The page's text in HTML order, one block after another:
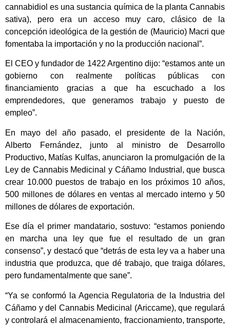
cannabidiol es una sustancia química de la planta Cannabis
sativa), pero era un acceso muy caro, clásico de la
concepción ideológica de la gestión de (Mauricio) Macri que
fomentaba la importación y no la producción nacional”.
El CEO y fundador de 1422 Argentino dijo: “estamos ante un
gobierno con realmente políticas públicas con
financiamiento gracias a que ha escuchado a los
emprendedores, que generamos trabajo y puesto de
empleo”.
En mayo del año pasado, el presidente de la Nación,
Alberto Fernández, junto al ministro de Desarrollo
Productivo, Matías Kulfas, anunciaron la promulgación de la
Ley de Cannabis Medicinal y Cáñamo Industrial, que busca
crear 10.000 puestos de trabajo en los próximos 10 años,
500 millones de dólares en ventas al mercado interno y 50
millones de dólares de exportación.
Ese día el primer mandatario, sostuvo: “estamos poniendo
en marcha una ley que fue el resultado de un gran
consenso”, y destacó que “detrás de esta ley va a haber una
industria que produzca, que dé trabajo, que traiga dólares,
pero fundamentalmente que sane”.
“Ya se conformó la Agencia Regulatoria de la Industria del
Cáñamo y del Cannabis Medicinal (Ariccame), que regulará
y controlará el almacenamiento, fraccionamiento, transporte,